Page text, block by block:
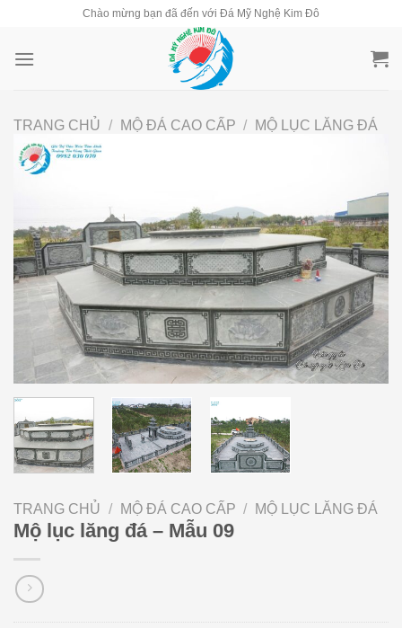
content
Chào mừng bạn đã đến với Đá Mỹ Nghệ Kim Đô
TRANG CHỦ / MỘ ĐÁ CAO CẤP / MỘ LỤC LĂNG ĐÁ
TRANG CHỦ / MỘ ĐÁ CAO CẤP / MỘ LỤC LĂNG ĐÁ
Mộ lục lăng đá – Mẫu 09